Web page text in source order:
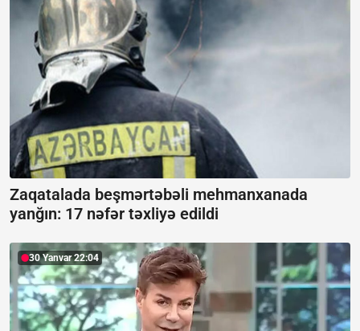
Zaqatalada beşmərtəbəli mehmanxanada
yanğın: 17 nəfər təxliyə edildi
30 Yanvar 22:04